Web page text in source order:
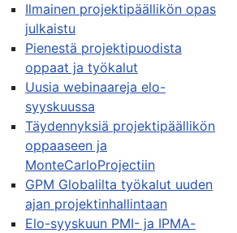
Ilmainen projektipäällikön opas
julkaistu
Pienestä projektipuodista
oppaat ja työkalut
Uusia webinaareja elo-
syyskuussa
Täydennyksiä projektipäällikön
oppaaseen ja
MonteCarloProjectiin
GPM Globalilta työkalut uuden
ajan projektinhallintaan
Elo-syyskuun PMI- ja IPMA-